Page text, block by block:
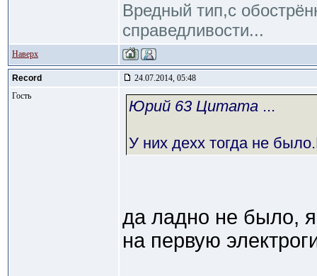
Вредный тип,с
справедливости...
Наверх
Record
24.07.2014, 05:48
Гость
Юрий 63 Цитата ...
У них дехх тогда не
да ладно не было,
на первую